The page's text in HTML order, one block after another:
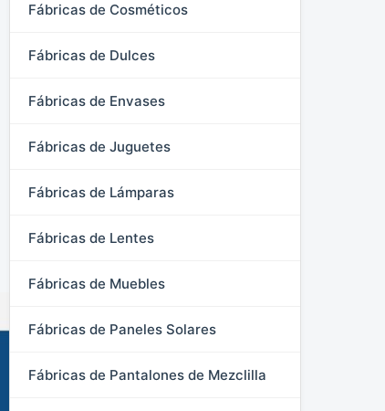
Fábricas de Cosméticos
Fábricas de Dulces
Fábricas de Envases
Fábricas de Juguetes
Fábricas de Lámparas
Fábricas de Lentes
Fábricas de Muebles
Fábricas de Paneles Solares
Fábricas de Pantalones de Mezclilla